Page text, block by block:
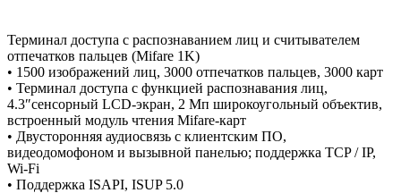
Терминал доступа с распознаванием лиц и считывателем
отпечатков пальцев (Mifare 1K)
• 1500 изображений лиц, 3000 отпечатков пальцев, 3000 карт
• Терминал доступа с функцией распознавания лиц,
4.3″сенсорный LCD-экран, 2 Мп широкоугольный объектив,
встроенный модуль чтения Mifare-карт
• Двусторонняя аудиосвязь с клиентским ПО,
видеодомофоном и вызывной панелью; поддержка TCP / IP,
Wi-Fi
• Поддержка ISAPI, ISUP 5.0